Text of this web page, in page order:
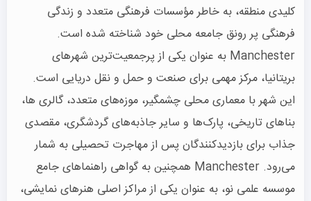
کلیدی منطقه، به خاطر مؤسسات فرهنگی متعدد و زندگی
فرهنگی پر رونق جامعه محلی خود شناخته شده است.
Manchester به عنوان یکی از پرجمعیت‌ترین شهرهای
بریتانیا، مرکز مهمی برای صنعت و حمل و نقل دریایی است.
این شهر با معماری محلی چشمگیر، موزه‌های متعدد، گالری ها،
بناهای تاریخی، پارک‌ها و سایر جاذبه‌های گردشگری، مقصدی
جذاب برای بازدیدکنندگان پس از مهاجرت تحصیلی به شمار
می‌رود. Manchester همچنین به گواهی راهنماهای جامع
موسسه علمی نو، به عنوان یکی از مراکز اصلی هنرهای نمایشی،